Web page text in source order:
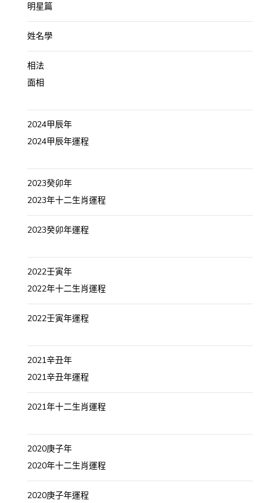
明星篇
姓名學
相法
面相
2024甲辰年
2024甲辰年運程
2023癸卯年
2023年十二生肖運程
2023癸卯年運程
2022壬寅年
2022年十二生肖運程
2022壬寅年運程
2021辛丑年
2021辛丑年運程
2021年十二生肖運程
2020庚子年
2020年十二生肖運程
2020庚子年運程